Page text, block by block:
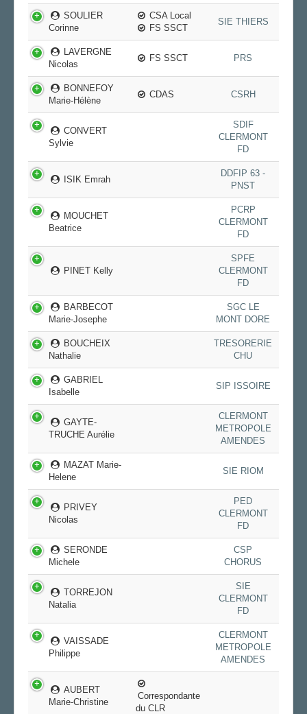
SOULIER
Corinne
CSA Local
FS SSCT
SIE THIERS
LAVERGNE
Nicolas
FS SSCT PRS
BONNEFOY
Marie-Hélène
CDAS CSRH
CONVERT
Sylvie
SDIF
CLERMONT
FD
ISIK Emrah
DDFIP 63 -
PNST
MOUCHET
Beatrice
PCRP
CLERMONT
FD
PINET Kelly
SPFE
CLERMONT
FD
BARBECOT
Marie-Josephe
SGC LE
MONT DORE
BOUCHEIX
Nathalie
TRESORERIE
CHU
GABRIEL
Isabelle
SIP ISSOIRE
GAYTE-
TRUCHE Aurélie
CLERMONT
METROPOLE
AMENDES
MAZAT Marie-
Helene
SIE RIOM
PRIVEY
Nicolas
PED
CLERMONT
FD
SERONDE
Michele
CSP
CHORUS
TORREJON
Natalia
SIE
CLERMONT
FD
VAISSADE
Philippe
CLERMONT
METROPOLE
AMENDES
AUBERT
Marie-Christine
Correspondante
du CLR